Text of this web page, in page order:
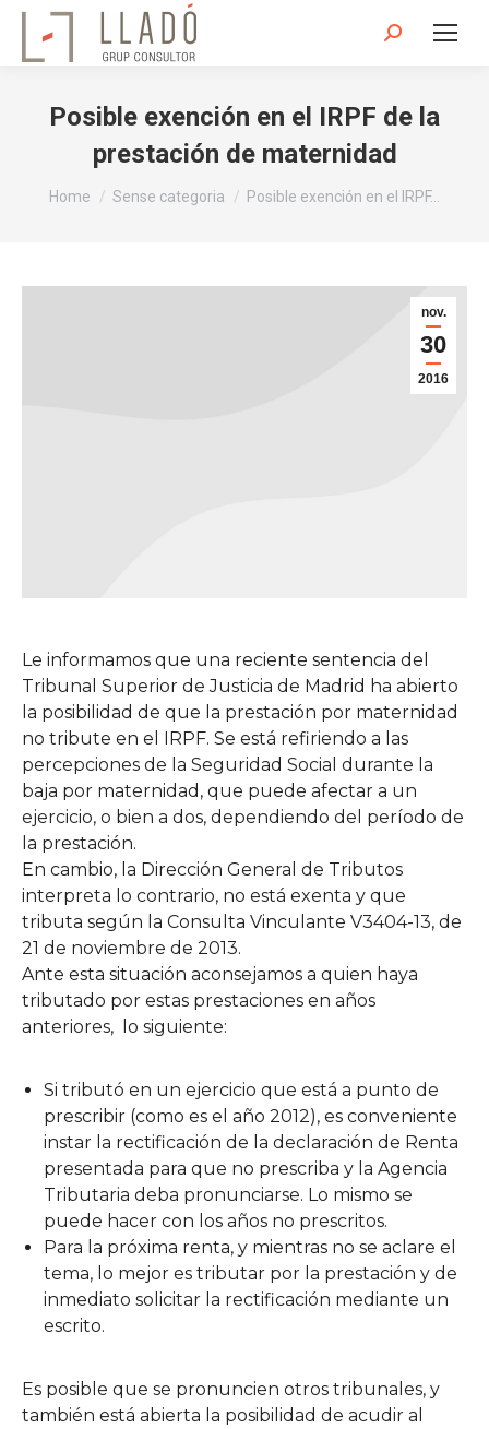
Search:
Posible exención en el IRPF de la
prestación de maternidad
You are here:
Home Sense categoria Posible exención en el IRPF…
nov.
30
2016
Le informamos que una reciente sentencia del
Tribunal Superior de Justicia de Madrid ha abierto
la posibilidad de que la prestación por maternidad
no tribute en el IRPF. Se está refiriendo a las
percepciones de la Seguridad Social durante la
baja por maternidad, que puede afectar a un
ejercicio, o bien a dos, dependiendo del período de
la prestación.
En cambio, la Dirección General de Tributos
interpreta lo contrario, no está exenta y que
tributa según la Consulta Vinculante V3404-13, de
21 de noviembre de 2013.
Ante esta situación aconsejamos a quien haya
tributado por estas prestaciones en años
anteriores, lo siguiente:
Si tributó en un ejercicio que está a punto de
prescribir (como es el año 2012), es conveniente
instar la rectificación de la declaración de Renta
presentada para que no prescriba y la Agencia
Tributaria deba pronunciarse. Lo mismo se
puede hacer con los años no prescritos.
Para la próxima renta, y mientras no se aclare el
tema, lo mejor es tributar por la prestación y de
inmediato solicitar la rectificación mediante un
escrito.
Es posible que se pronuncien otros tribunales, y
también está abierta la posibilidad de acudir al